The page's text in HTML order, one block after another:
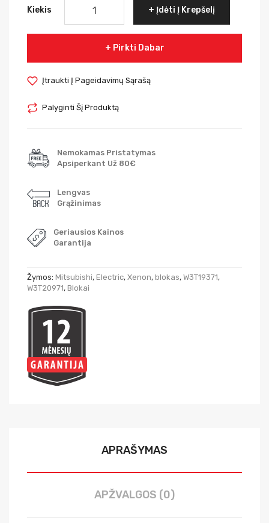
Kiekis Įdėti Į Krepšelį
Pirkti Dabar
Įtraukti Į Pageidavimų Sąrašą
Palyginti Šį Produktą
Nemokamas Pristatymas
Apsiperkant Už 80€
Lengvas
Grąžinimas
Geriausios Kainos
Garantija
Žymos: Mitsubishi, Electric, Xenon, blokas, W3T19371,
W3T20971, Blokai
APRAŠYMAS
APŽVALGOS (0)